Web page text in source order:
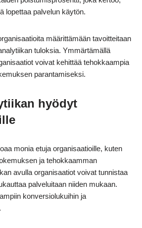
lopettaa palvelun käytön.
määrittämään tavoitteitaan
tuloksia. Ymmärtämällä
voivat kehittää tehokkaampia
parantamiseksi.
hyödyt
monia etuja organisaatioille, kuten
ja tehokkaamman
avulla organisaatiot voivat tunnistaa
palveluitaan niiden mukaan.
konversiolukuihin ja